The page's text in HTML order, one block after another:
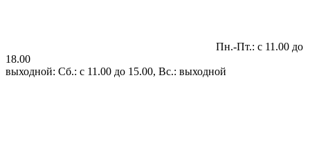
Пн.-Пт.: с 11.00 до
18.00
выходной: Сб.: с 11.00 до 15.00, Вс.: выходной